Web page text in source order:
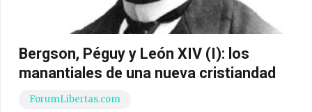
Bergson, Péguy y León XIV (I): los
manantiales de una nueva cristiandad
ForumLibertas.com